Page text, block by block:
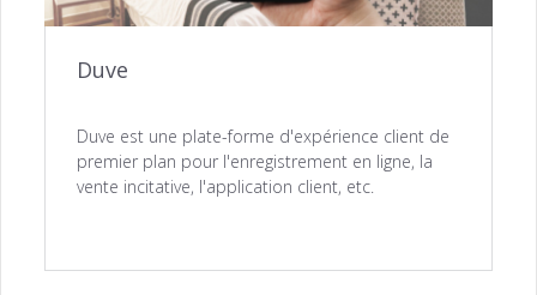
Duve
Duve est une plate-forme d'expérience client de
premier plan pour l'enregistrement en ligne, la
vente incitative, l'application client, etc.